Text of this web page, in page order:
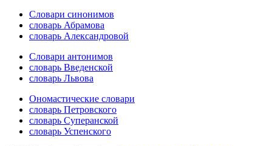
Словари синонимов
словарь Абрамова
словарь Александровой
Словари антонимов
словарь Введенской
словарь Львова
Ономастические словари
словарь Петровского
словарь Суперанской
словарь Успенского